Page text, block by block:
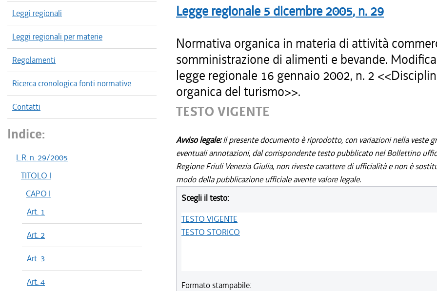
Leggi regionali
Leggi regionali per materie
Regolamenti
Ricerca cronologica fonti normative
Contatti
Indice:
L.R. n. 29/2005
TITOLO I
CAPO I
Art. 1
Art. 2
Art. 3
Art. 4
Legge regionale 5 dicembre 2005, n. 29
Normativa organica in materia di attività
somministrazione di alimenti e bevande.
legge regionale 16 gennaio 2002, n. 2
organica del turismo>>.
TESTO VIGENTE
Avviso legale:Il presente documento è riprodotto, con variazioni nella veste
eventuali annotazioni, dal corrispondente testo pubblicato nel Bollettino
Regione Friuli Venezia Giulia, non riveste carattere di ufficialità e non è
modo della pubblicazione ufficiale avente valore legale.
Scegli il testo:
TESTO VIGENTE
TESTO STORICO
Formato stampabile: